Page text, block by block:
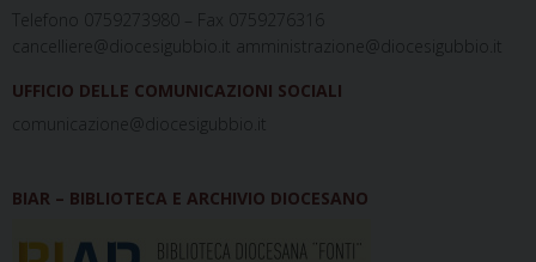
Telefono 0759273980 – Fax 0759276316
cancelliere@diocesigubbio.it amministrazione@diocesigubbio.it
UFFICIO DELLE COMUNICAZIONI SOCIALI
comunicazione@diocesigubbio.it
BIAR – BIBLIOTECA E ARCHIVIO DIOCESANO